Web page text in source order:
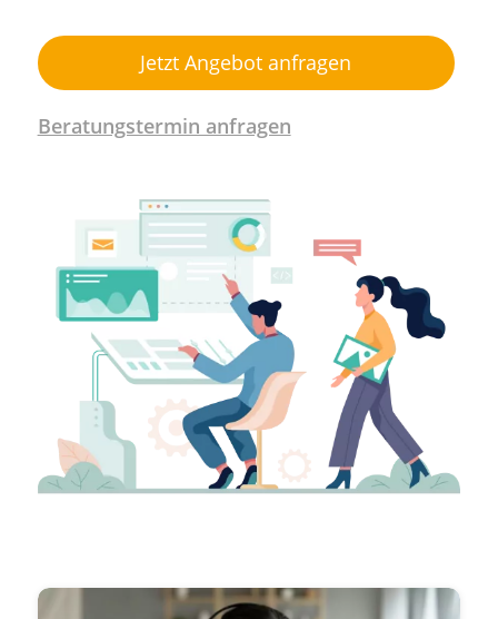
Jetzt Angebot anfragen
Beratungstermin anfragen